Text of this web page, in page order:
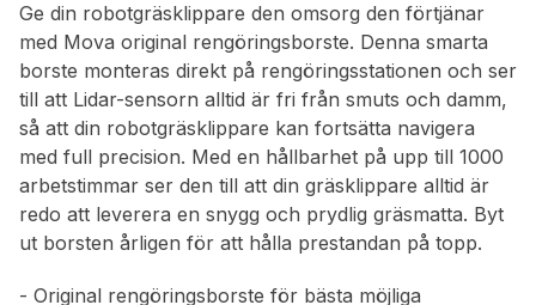
Ge din robotgräsklippare den omsorg den förtjänar
med Mova original rengöringsborste. Denna smarta
borste monteras direkt på rengöringsstationen och ser
till att Lidar-sensorn alltid är fri från smuts och damm,
så att din robotgräsklippare kan fortsätta navigera
med full precision. Med en hållbarhet på upp till 1000
arbetstimmar ser den till att din gräsklippare alltid är
redo att leverera en snygg och prydlig gräsmatta. Byt
ut borsten årligen för att hålla prestandan på topp.
- Original rengöringsborste för bästa möjliga